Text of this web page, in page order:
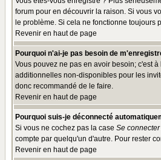
forum pour en découvrir la raison. Si vous
le problème. Si cela ne fonctionne toujours
Revenir en haut de page
Pourquoi n'ai-je pas besoin de
Vous pouvez ne pas en avoir besoin; c'est
additionnelles non-disponibles pour les
donc recommandé de le faire.
Revenir en haut de page
Pourquoi suis-je déconnecté
Si vous ne cochez pas la case Se
compte par quelqu'un d'autre. Pour rester
Revenir en haut de page